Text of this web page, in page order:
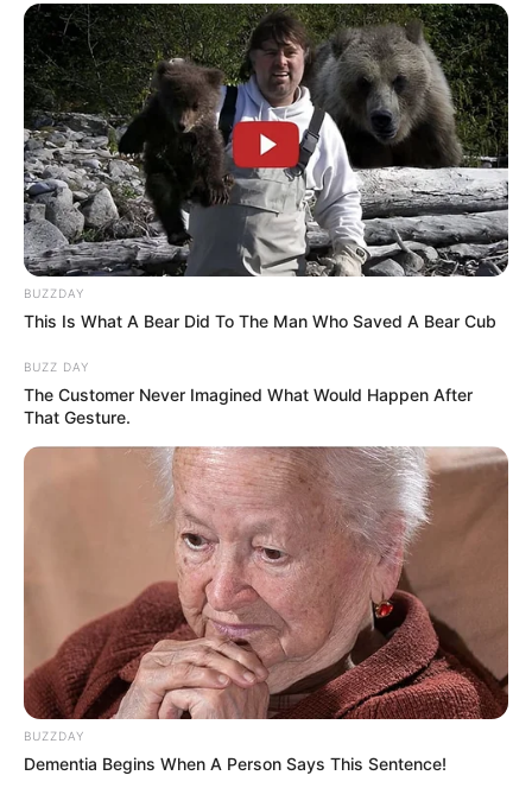
BUZZDAY
This Is What A Bear Did To The Man Who Saved A Bear Cub
BUZZ DAY
The Customer Never Imagined What Would Happen After
That Gesture.
BUZZDAY
Dementia Begins When A Person Says This Sentence!